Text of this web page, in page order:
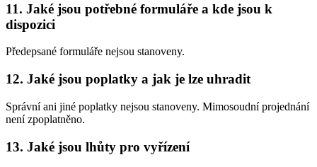
11. Jaké jsou potřebné formuláře a kde jsou k
dispozici
Předepsané formuláře nejsou stanoveny.
12. Jaké jsou poplatky a jak je lze uhradit
Správní ani jiné poplatky nejsou stanoveny. Mimosoudní projednání
není zpoplatněno.
13. Jaké jsou lhůty pro vyřízení